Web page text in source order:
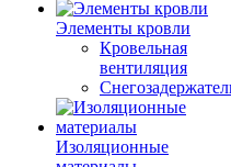
Элементы кровли
Кровельная
вентиляция
Изоляционные